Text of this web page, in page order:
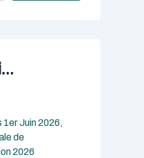
Juin 2026,
de
2026